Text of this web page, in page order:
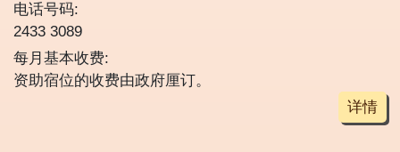
电话号码:
2433 3089
每月基本收费:
资助宿位的收费由政府厘订。
详情